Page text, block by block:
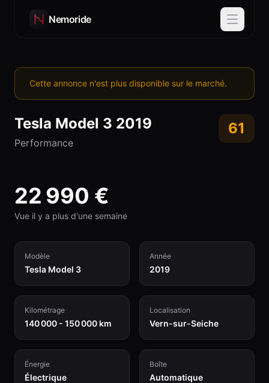
Nemoride
Cette annonce n'est plus disponible sur le marché.
Tesla Model 3 2019
Performance
61
22 990 €
Vue il y a plus d'une semaine
Modèle
Tesla Model 3
Année
2019
Kilométrage
140 000 - 150 000 km
Localisation
Vern-sur-Seiche
Énergie
Électrique
Boîte
Automatique